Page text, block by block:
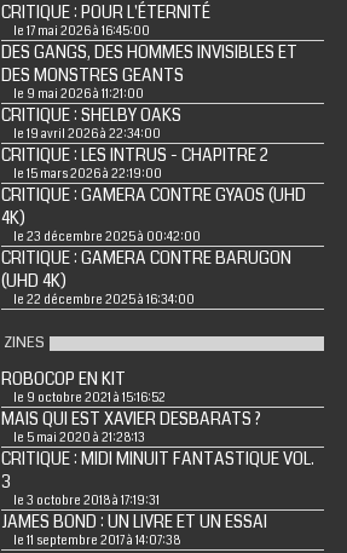
CRITIQUE : POUR L'ÉTERNITÉ
le 17 mai 2026 à 16:45:00
DES GANGS, DES HOMMES INVISIBLES ET
DES MONSTRES GEANTS
le 9 mai 2026 à 11:21:00
CRITIQUE : SHELBY OAKS
le 19 avril 2026 à 22:34:00
CRITIQUE : LES INTRUS - CHAPITRE 2
le 15 mars 2026 à 22:19:00
CRITIQUE : GAMERA CONTRE GYAOS (UHD
4K)
le 23 décembre 2025 à 00:42:00
CRITIQUE : GAMERA CONTRE BARUGON
(UHD 4K)
le 22 décembre 2025 à 16:34:00
ZINES
ROBOCOP EN KIT
le 9 octobre 2021 à 15:16:52
MAIS QUI EST XAVIER DESBARATS ?
le 5 mai 2020 à 21:28:13
CRITIQUE : MIDI MINUIT FANTASTIQUE VOL.
3
le 3 octobre 2018 à 17:19:31
JAMES BOND : UN LIVRE ET UN ESSAI
le 11 septembre 2017 à 14:07:38